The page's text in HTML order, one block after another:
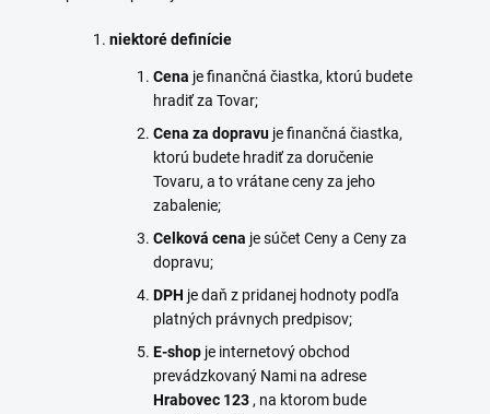
niektoré definície
Cena je finančná čiastka, ktorú budete
hradiť za Tovar;
Cena za dopravu je finančná čiastka,
ktorú budete hradiť za doručenie
Tovaru, a to vrátane ceny za jeho
zabalenie;
Celková cena je súčet Ceny a Ceny za
dopravu;
DPH je daň z pridanej hodnoty podľa
platných právnych predpisov;
E-shop je internetový obchod
prevádzkovaný Nami na adrese
Hrabovec 123 , na ktorom bude